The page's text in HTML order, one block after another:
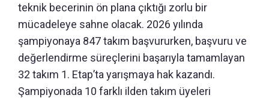
teknik becerinin ön plana çıktığı zorlu bir
mücadeleye sahne olacak. 2026 yılında
şampiyonaya 847 takım başvururken, başvuru ve
değerlendirme süreçlerini başarıyla tamamlayan
32 takım 1. Etap’ta yarışmaya hak kazandı.
Şampiyonada 10 farklı ilden takım üyeleri